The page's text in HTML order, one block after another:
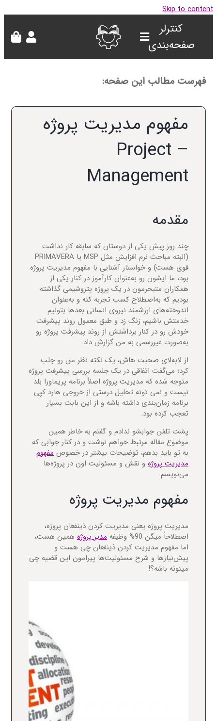
Skip to
کنترلر
صفحه‌بندی
مطالب این صفحه:
مفهوم مدیریت پروژه
– Project
Management
مقدمه
چند روز پیش یکی از دوستان که سابقه کار نداشت
(البته مباحث نرم افزایش مثل MSP یا PRIMAVERA
قوی هست) و خواستار آشنایی با مفهوم مدیریت پروژه
بود، ما ایشون رو به‌عنوان کارآموز در کنار یکی از
همکاران متبحرمون در یک پروژه پتروشیمی گذاشته
بودیم که به‌اصطلاح کسب تجربه کنه و به‌عنوان
اندوخته‌های ارزشمند نیروی انسانی بعدها بتونیم
خدمتش باشیم، زنگ زد و طبق معمول روند پیشرفت
خودش رو در کنار برداشتش از روند پیشرفت پروژه رو
به‌صورت غیررسمی به من گزارش داد.
از لابه‌لای صحبت هاش، یک نکته نظر من رو جلب
کرد؛ می‌گفت اتفاقی در یک جلسه بررسی پیشرفت پروژه
متوجه شده که مدیریت پروژه اصلاً برنامه پریماورا بلد
نیست و نمی تونه تحلیل درستی از خروجی هارد کپی
برنامه زمان‌بندی داشته باشه و از این بابت بسیار
تعجب کرده بود.
پشت تلفن جوابشو ندادم و گفتم به خاطر همین
موضوع مقاله مرتبط خواهم نوشت و در کنار جوابی که
به تو باید بدهم، توضیحات بیشتر در خصوصمفهوم
مدیریت پروژهو نقش و مسئولیت اون در پروژه‌ها
می‌نویسم.
مفهوم مدیریت پروژه
مدیریت پروژه یعنی مدیریت کردن ذینفعان پروژه،
اصطلاحاً میگن 90% وظیفه
مدیر پروژههمین هست،
اما مفهوم مدیریت کردن ذینفعان چی هست و
پیش‌نیازها و شرح مسئولیت‌ها پیرامون این قضیه چی
میتونه باشه؟!